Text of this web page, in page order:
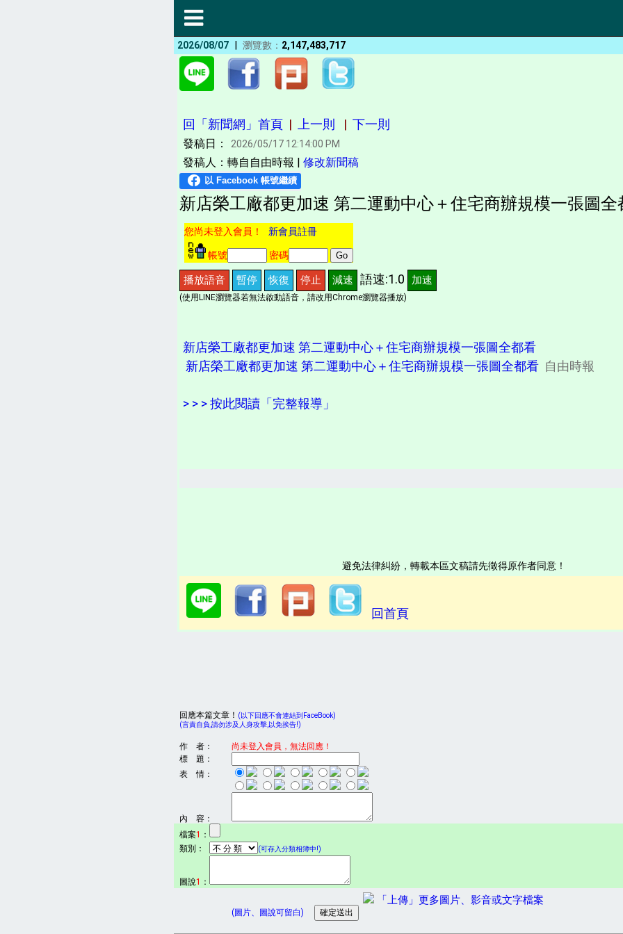
2026/08/07 | 瀏覽數： 2,147,483,717
回「新聞網」首頁 | 上一則 | 下一則
發稿日： 2026/05/17 12:14:00 PM
發稿人：轉自自由時報 | 修改新聞稿
新店榮工廠都更加速 第二運動中心＋住宅商辦規模一張圖全
您尚未登入會員！ 新會員註冊
帳號 密碼
播放語音 暫停 恢復 停止 減速 語速:1.0 加速
(使用LINE瀏覽器若無法啟動語音，請改用Chrome瀏覽器播放)
新店榮工廠都更加速 第二運動中心＋住宅商辦規模一張圖全都看
新店榮工廠都更加速 第二運動中心＋住宅商辦規模一張圖全都看 自由時報
> > > 按此閱讀「完整報導」
避免法律糾紛，轉載本區文稿請先徵得原作者同意！
回首頁
回應本篇文章！ (以下回應不會連結到FaceBook)
(言責自負,請勿涉及人身攻擊,以免挨告!)
作 者：
尚未登入會員，無法回應！
標 題：
表 情：
內 容：
檔案1 ：
類別：
(可存入分類相簿中!)
圖說1 ：
「上傳」更多圖片、影音或文字檔案
(圖片、圖說可留白)